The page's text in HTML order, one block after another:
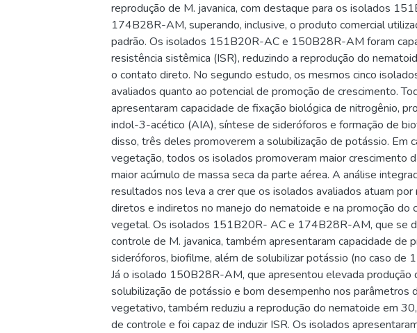
reprodução de M. javanica, com destaque para os isolados
174B28R-AM, superando, inclusive, o produto comercial
padrão. Os isolados 151B20R-AC e 150B28R-AM foram
resistência sistêmica (ISR), reduzindo a reprodução do
o contato direto. No segundo estudo, os mesmos cinco
avaliados quanto ao potencial de promoção de crescimento.
apresentaram capacidade de fixação biológica de nitrogênio,
indol-3-acético (AIA), síntese de sideróforos e formação de
disso, três deles promoverem a solubilização de potássio. Em
vegetação, todos os isolados promoveram maior crescimento
maior acúmulo de massa seca da parte aérea. A análise
resultados nos leva a crer que os isolados avaliados atuam por
diretos e indiretos no manejo do nematoide e na promoção do
vegetal. Os isolados 151B20R- AC e 174B28R-AM, que se
controle de M. javanica, também apresentaram capacidade de
sideróforos, biofilme, além de solubilizar potássio (no caso de
Já o isolado 150B28R-AM, que apresentou elevada produção
solubilização de potássio e bom desempenho nos parâmetros
vegetativo, também reduziu a reprodução do nematoide em
de controle e foi capaz de induzir ISR. Os isolados